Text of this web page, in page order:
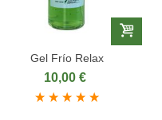
Gel Frío Relax
10,00 €